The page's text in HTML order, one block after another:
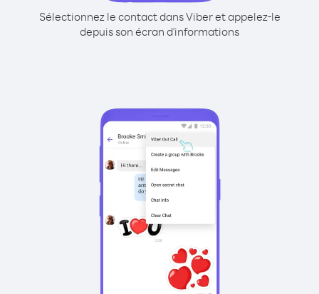
Sélectionnez le contact dans Viber et appelez-le
depuis son écran d'informations